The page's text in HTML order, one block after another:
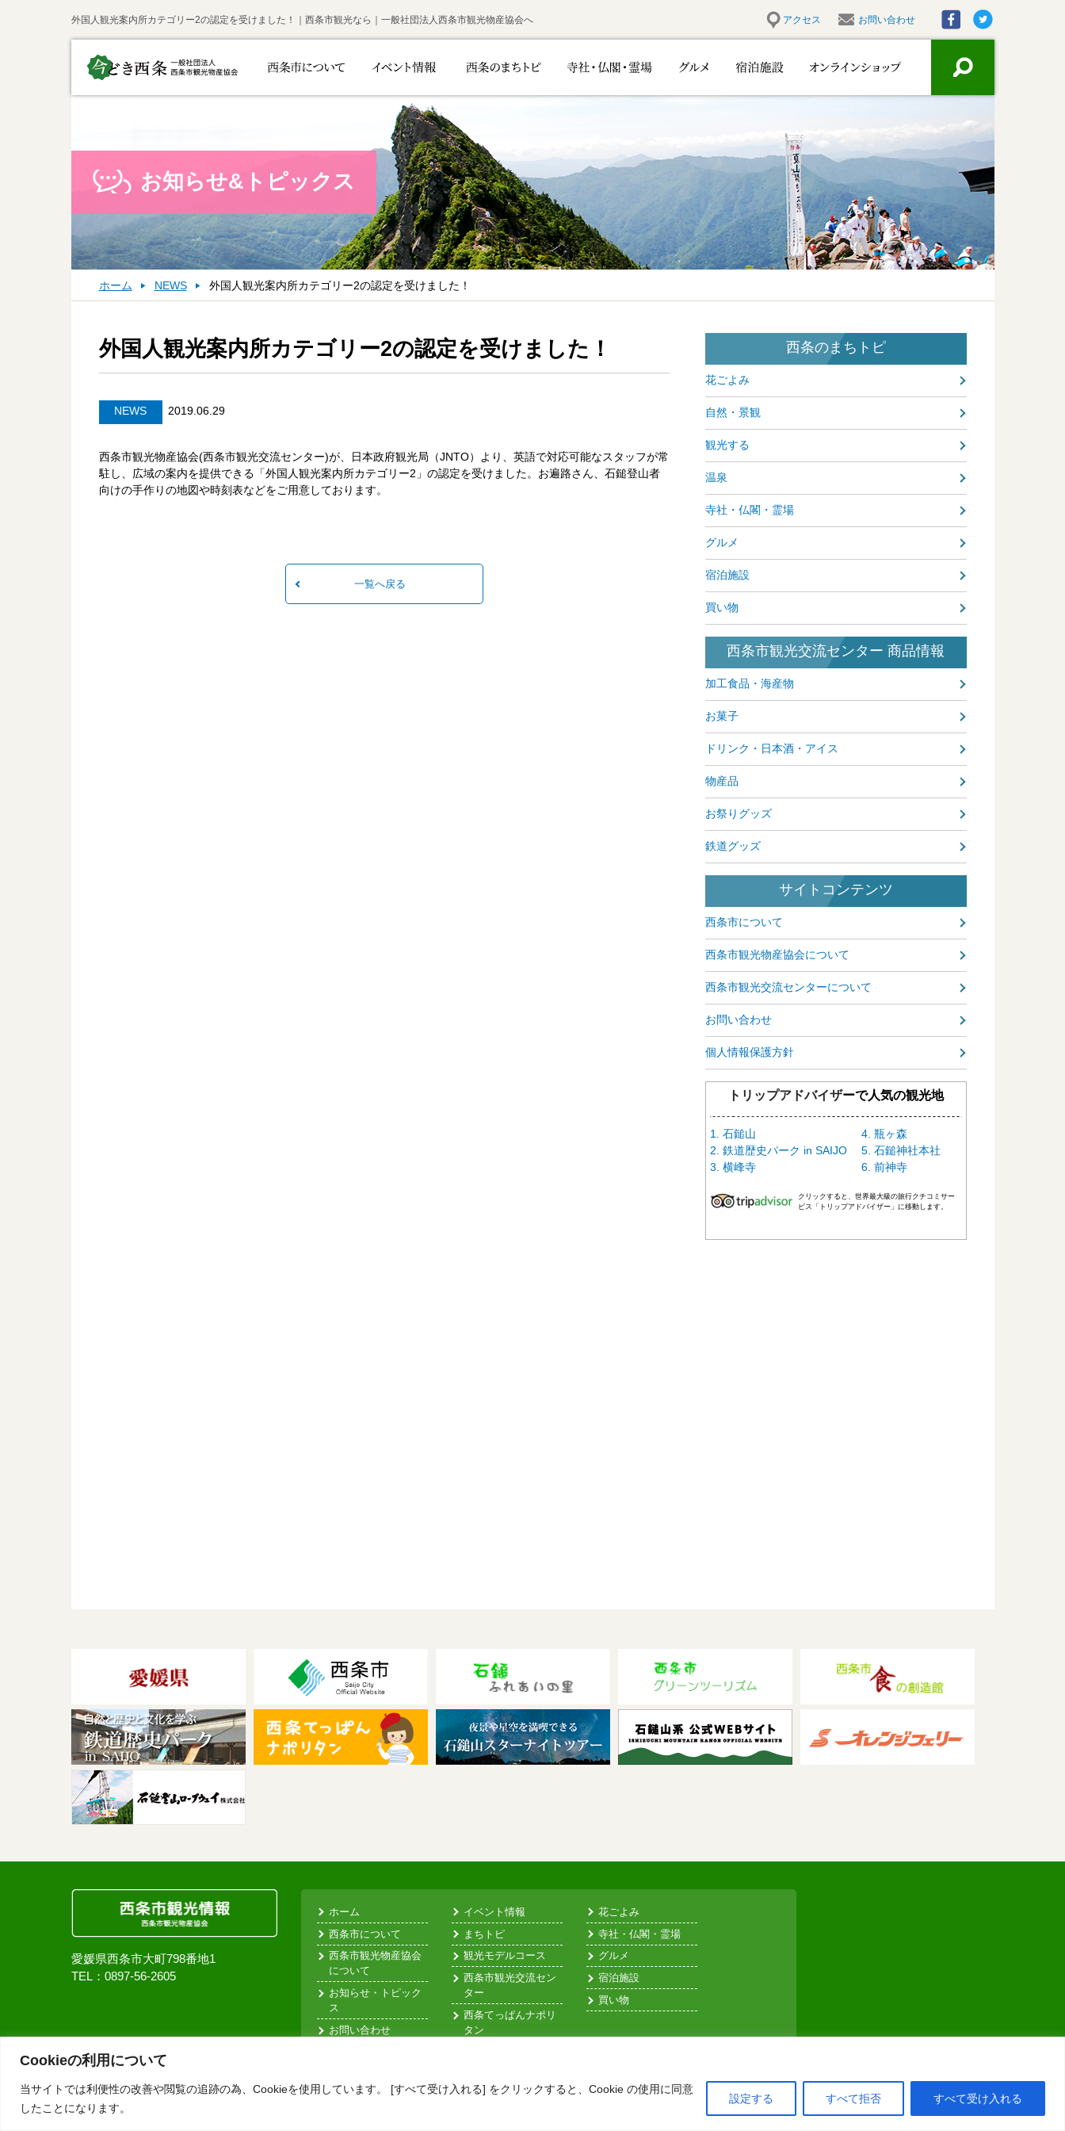
Cookieの利用について
当サイトでは利便性の改善や閲覧の追跡の為、Cookieを使用しています。 [すべて受け入れる] をクリックすると、Cookie の使用に同意
したことになります。
設定する すべて拒否 すべて受け入れる
外国人観光案内所カテゴリー2の認定を受けました！｜西条市観光なら｜一般社団法人西条市観光物産協会へ アクセス お問い合わせ
お知らせ&トピックス
ホーム NEWS 外国人観光案内所カテゴリー2の認定を受けました！
外国人観光案内所カテゴリー2の認定を受けました！
NEWS 2019.06.29
西条市観光物産協会(西条市観光交流センター)が、日本政府観光局（JNTO）より、英語で対応可能なスタッフが常
駐し、広域の案内を提供できる「外国人観光案内所カテゴリー2」の認定を受けました。お遍路さん、石鎚登山者
向けの手作りの地図や時刻表などをご用意しております。
一覧へ戻る
西条のまちトピ
花ごよみ
自然・景観
観光する
温泉
寺社・仏閣・霊場
グルメ
宿泊施設
買い物
西条市観光交流センター 商品情報
加工食品・海産物
お菓子
ドリンク・日本酒・アイス
物産品
お祭りグッズ
鉄道グッズ
サイトコンテンツ
西条市について
西条市観光物産協会について
西条市観光交流センターについて
お問い合わせ
個人情報保護方針
トリップアドバイザーで人気の観光地
石鎚山
鉄道歴史パーク in SAIJO
横峰寺
瓶ヶ森
石鎚神社本社
前神寺
クリックすると、世界最大級の旅行クチコミサー
ビス「トリップアドバイザー」に移動します。
愛媛県西条市大町798番地1
TEL：0897-56-2605
ホーム
西条市について
西条市観光物産協会
について
お知らせ・トピック
ス
お問い合わせ
イベント情報
まちトピ
観光モデルコース
西条市観光交流セン
ター
西条てっぱんナポリ
タン
花ごよみ
寺社・仏閣・霊場
グルメ
宿泊施設
買い物
Copyright©2018 いまどき西条 一般社団法人 西条市観光物産協会 All rights reserved.